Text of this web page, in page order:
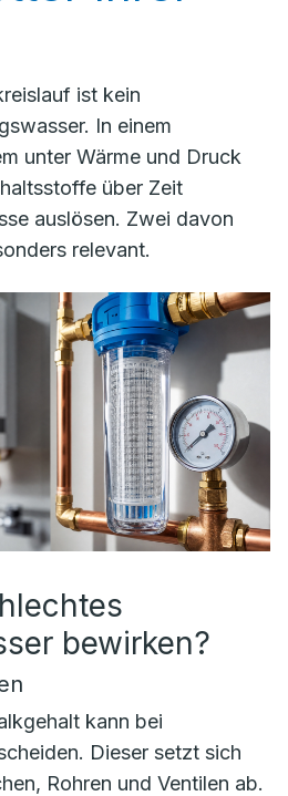
ist kein
In einem
unter Wärme und Druck
über Zeit
auslösen. Zwei davon
relevant.
bewirken?
kann bei
Dieser setzt sich
Rohren und Ventilen ab.